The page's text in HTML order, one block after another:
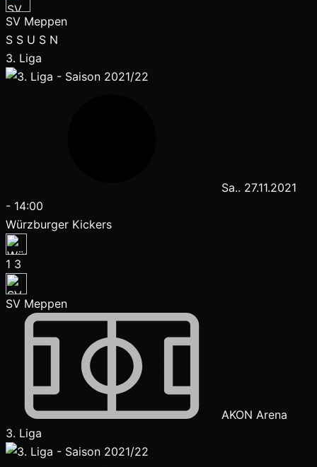
SV Meppen
S S U S N
3. Liga
Sa.. 27.11.2021
- 14:00
Würzburger Kickers
1 3
SV Meppen
AKON Arena
3. Liga